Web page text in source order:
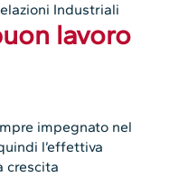
Industriali
lavoro
impegnato nel
l’effettiva
crescita